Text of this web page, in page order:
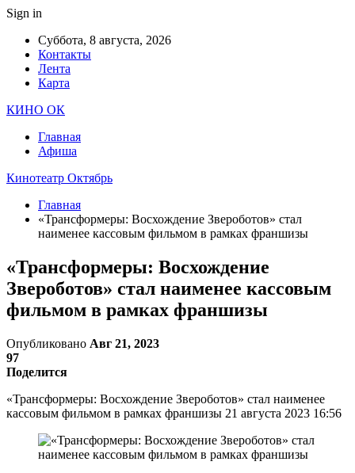
Sign in
Суббота, 8 августа, 2026
Контакты
Лента
Карта
КИНО ОК
Главная
Афиша
Кинотеатр Октябрь
Главная
«Трансформеры: Восхождение Звероботов» стал
наименее кассовым фильмом в рамках франшизы
«Трансформеры: Восхождение
Звероботов» стал наименее кассовым
фильмом в рамках франшизы
Опубликовано Авг 21, 2023
97
Поделится
«Трансформеры: Восхождение Звероботов» стал наименее
кассовым фильмом в рамках франшизы 21 августа 2023 16:56